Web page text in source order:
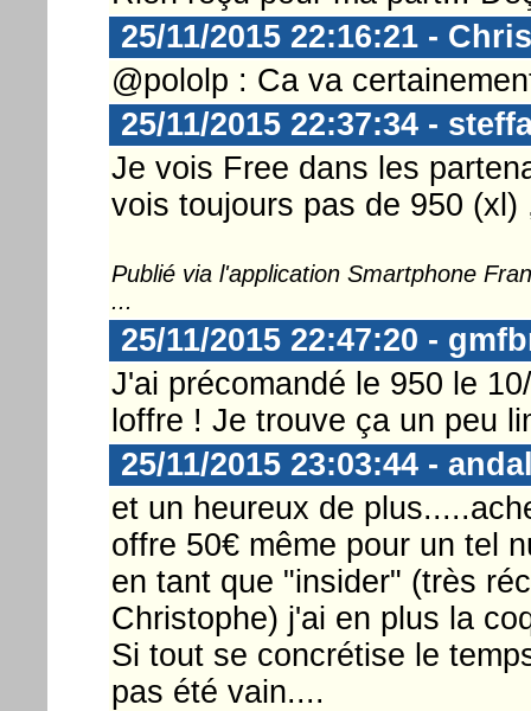
25/11/2015 22:16:21 -
@pololp : Ca va
25/11/2015 22:37:34 -
Je vois Free dans les
vois toujours pas de 950 (xl)
Publié via l'application Smartphone
...
25/11/2015 22:47:20 -
J'ai précomandé le 950 le
loffre ! Je trouve ça un peu
25/11/2015 23:03:44 -
et un heureux de
offre 50€ même pour un tel
en tant que "insider" (très
Christophe) j'ai en plus la
Si tout se concrétise le
pas été vain....